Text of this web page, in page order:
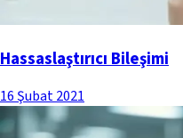
Hassaslaştırıcı Bileşimi
16 Şubat 2021